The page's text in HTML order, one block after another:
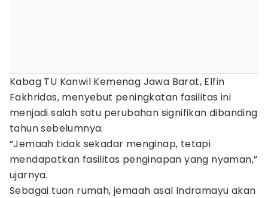
Kabag TU Kanwil Kemenag Jawa Barat, Elfin
Fakhridas, menyebut peningkatan fasilitas ini
menjadi salah satu perubahan signifikan dibanding
tahun sebelumnya.
“Jemaah tidak sekadar menginap, tetapi
mendapatkan fasilitas penginapan yang nyaman,”
ujarnya.
Sebagai tuan rumah, jemaah asal Indramayu akan